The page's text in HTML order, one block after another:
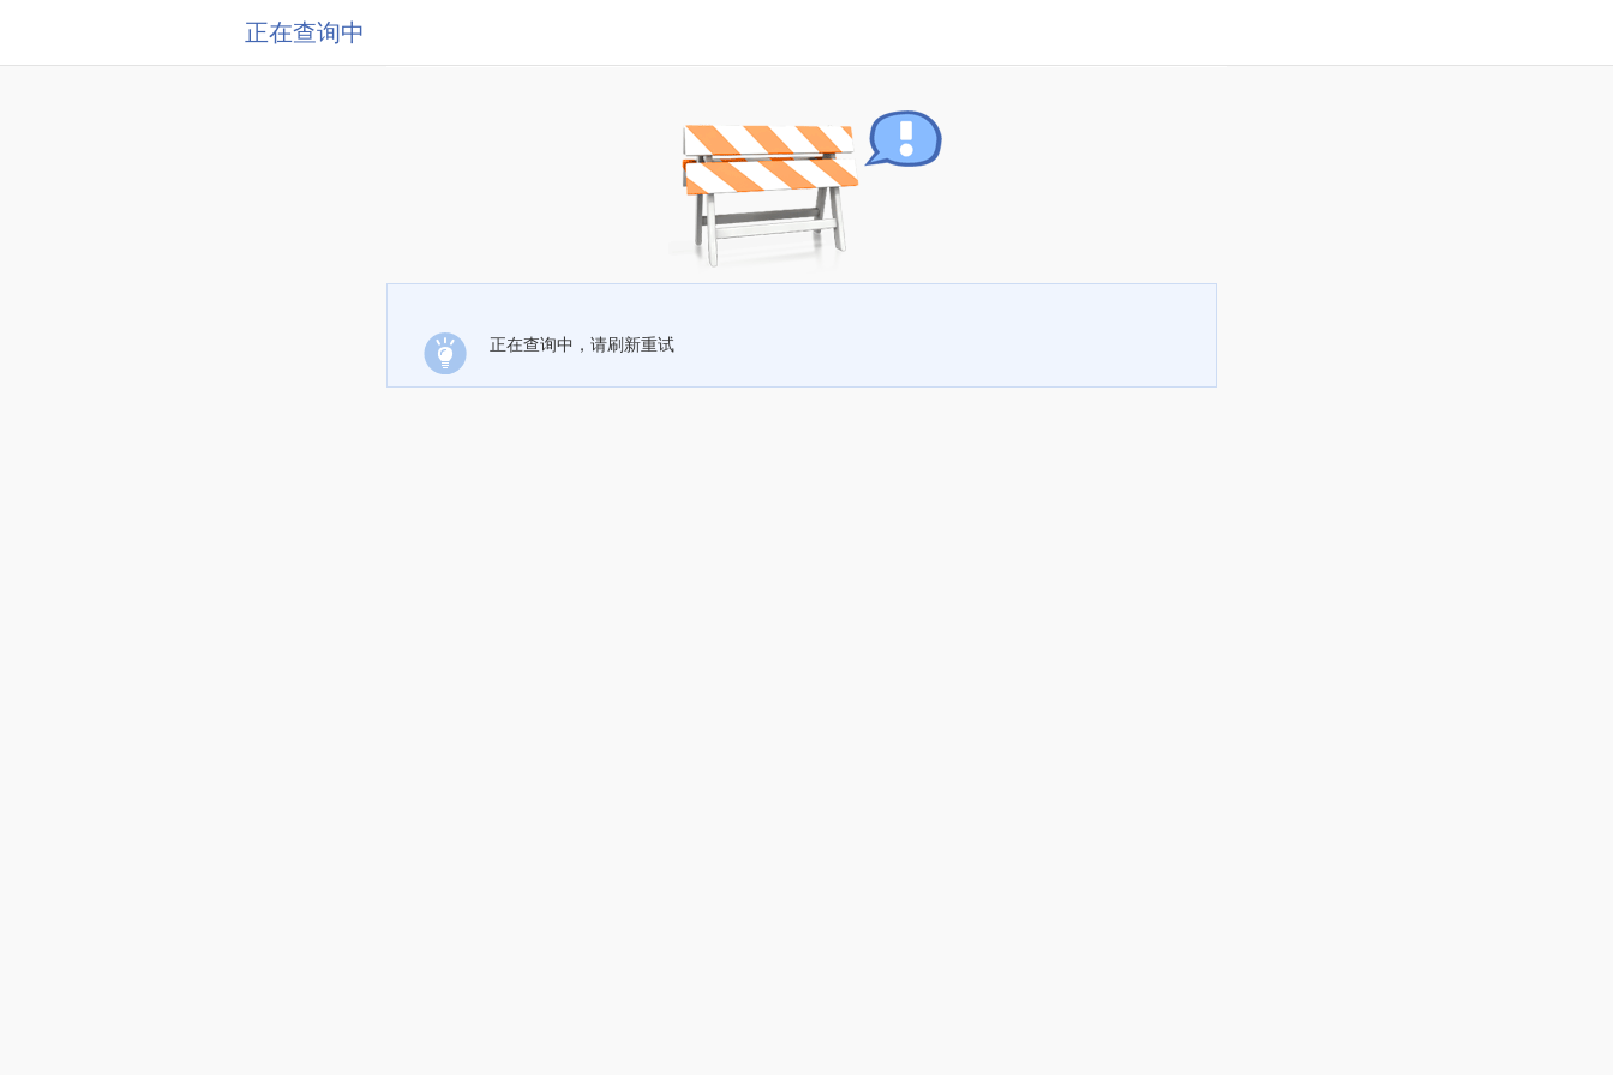
正在查询中
正在查询中，请刷新重试